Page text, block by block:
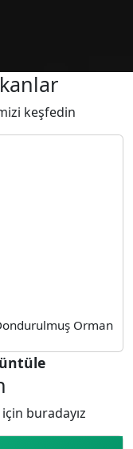
keşfedin
Orman
buradayız